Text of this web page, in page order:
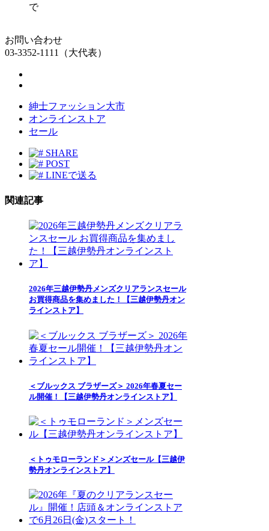
で
お問い合わせ
03-3352-1111（大代表）
紳士ファッション大市
オンラインストア
セール
SHARE
POST
LINEで送る
関連記事
2026年三越伊勢丹メンズクリアランスセール
お買得商品を集めました！【三越伊勢丹オン
ラインストア】
＜ブルックス ブラザーズ＞ 2026年春夏セー
ル開催！【三越伊勢丹オンラインストア】
＜トゥモローランド＞メンズセール【三越伊
勢丹オンラインストア】